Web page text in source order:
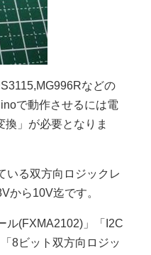
などの
で動作させるには電
」が必要となりま
いる双方向ロジックレ
から10V迄です。
ル(FXMA2102)」「I2C
8ビット双方向ロジッ